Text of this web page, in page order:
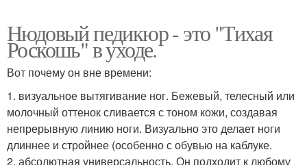
Нюдовый педикюр - это "Тихая
Роскошь" в уходе.
Вот почему он вне времени:
1. визуальное вытягивание ног. Бежевый, телесный или
молочный оттенок сливается с тоном кожи, создавая
непрерывную линию ноги. Визуально это делает ноги
длиннее и стройнее (особенно с обувью на каблуке.
2. абсолютная универсальность. Он подходит к любому